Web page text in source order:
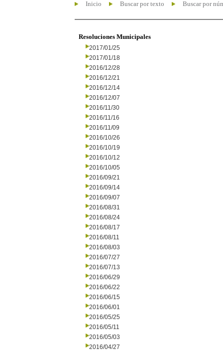
Inicio Buscar por texto Buscar por
Resoluciones Municipales
2017/01/25
2017/01/18
2016/12/28
2016/12/21
2016/12/14
2016/12/07
2016/11/30
2016/11/16
2016/11/09
2016/10/26
2016/10/19
2016/10/12
2016/10/05
2016/09/21
2016/09/14
2016/09/07
2016/08/31
2016/08/24
2016/08/17
2016/08/11
2016/08/03
2016/07/27
2016/07/13
2016/06/29
2016/06/22
2016/06/15
2016/06/01
2016/05/25
2016/05/11
2016/05/03
2016/04/27